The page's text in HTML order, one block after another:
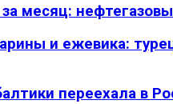
месяц:
и ежевика:
переехала в